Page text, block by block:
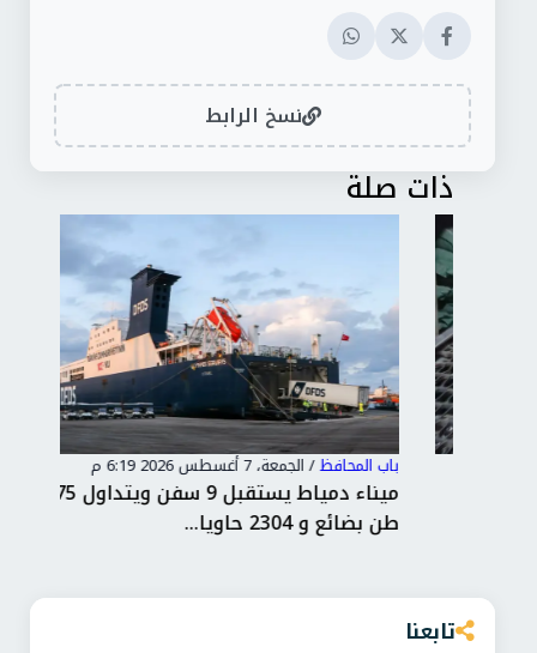
نسخ الرابط
ذات صلة
باب المحافظ /الجمعة، 7 أغسطس 2026 6:19 م
ميناء دمياط يستقبل 9 سفن ويتداول 75 ألف
طن بضائع و 2304 حاويا...
تابعنا